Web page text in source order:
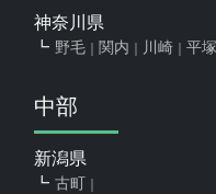
神奈川県
野毛 関内 川崎 平塚
中部
新潟県
古町